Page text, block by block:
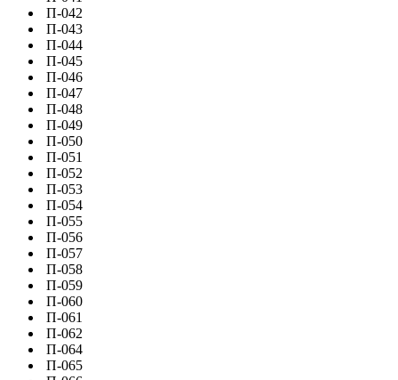
П-042
П-043
П-044
П-045
П-046
П-047
П-048
П-049
П-050
П-051
П-052
П-053
П-054
П-055
П-056
П-057
П-058
П-059
П-060
П-061
П-062
П-064
П-065